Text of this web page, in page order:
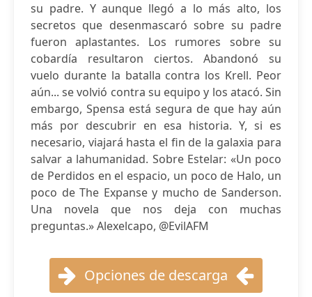
su padre. Y aunque llegó a lo más alto, los
secretos que desenmascaró sobre su padre
fueron aplastantes. Los rumores sobre su
cobardía resultaron ciertos. Abandonó su
vuelo durante la batalla contra los Krell. Peor
aún... se volvió contra su equipo y los atacó. Sin
embargo, Spensa está segura de que hay aún
más por descubrir en esa historia. Y, si es
necesario, viajará hasta el fin de la galaxia para
salvar a lahumanidad. Sobre Estelar: «Un poco
de Perdidos en el espacio, un poco de Halo, un
poco de The Expanse y mucho de Sanderson.
Una novela que nos deja con muchas
preguntas.» Alexelcapo, @EvilAFM
Opciones de descarga